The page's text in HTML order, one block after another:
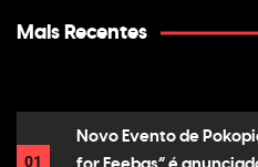
Mais Recentes
01
Novo Evento de